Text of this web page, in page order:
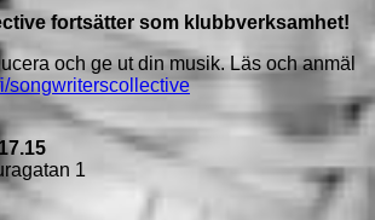
fortsätter som klubbverksamhet!
och ge ut din musik. Läs och anmäl
songwriterscollective
1